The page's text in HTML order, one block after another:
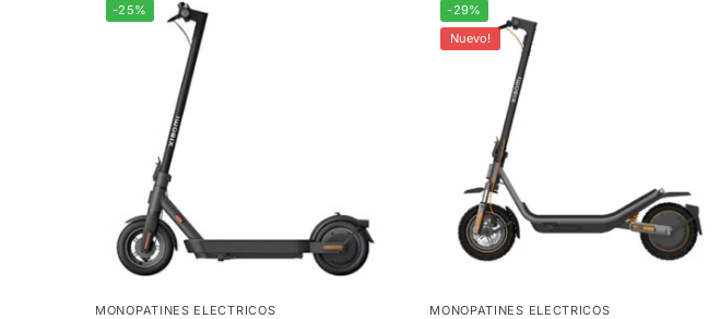
-25%
MONOPATINES ELECTRICOS
-29%
Nuevo!
MONOPATINES ELECTRICOS